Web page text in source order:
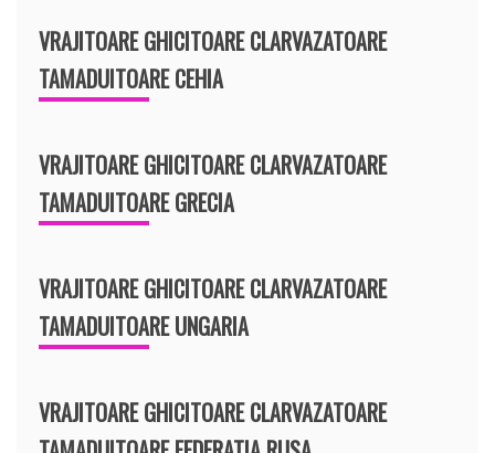
VRAJITOARE GHICITOARE CLARVAZATOARE
TAMADUITOARE CEHIA
VRAJITOARE GHICITOARE CLARVAZATOARE
TAMADUITOARE GRECIA
VRAJITOARE GHICITOARE CLARVAZATOARE
TAMADUITOARE UNGARIA
VRAJITOARE GHICITOARE CLARVAZATOARE